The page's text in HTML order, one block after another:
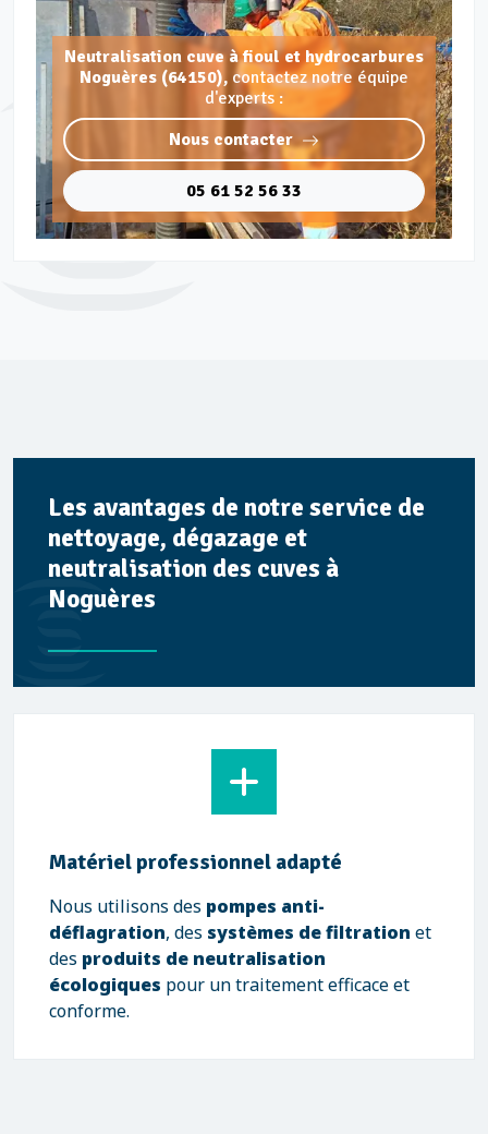
Neutralisation cuve à fioul et hydrocarbures
Noguères (64150), contactez notre équipe
d'experts :
Nous contacter
05 61 52 56 33
Les avantages de notre service de
nettoyage, dégazage et
neutralisation des cuves à
Noguères
Matériel professionnel adapté
Nous utilisons des pompes anti-
déflagration, des systèmes de filtration et
des produits de neutralisation
écologiques pour un traitement efficace et
conforme.